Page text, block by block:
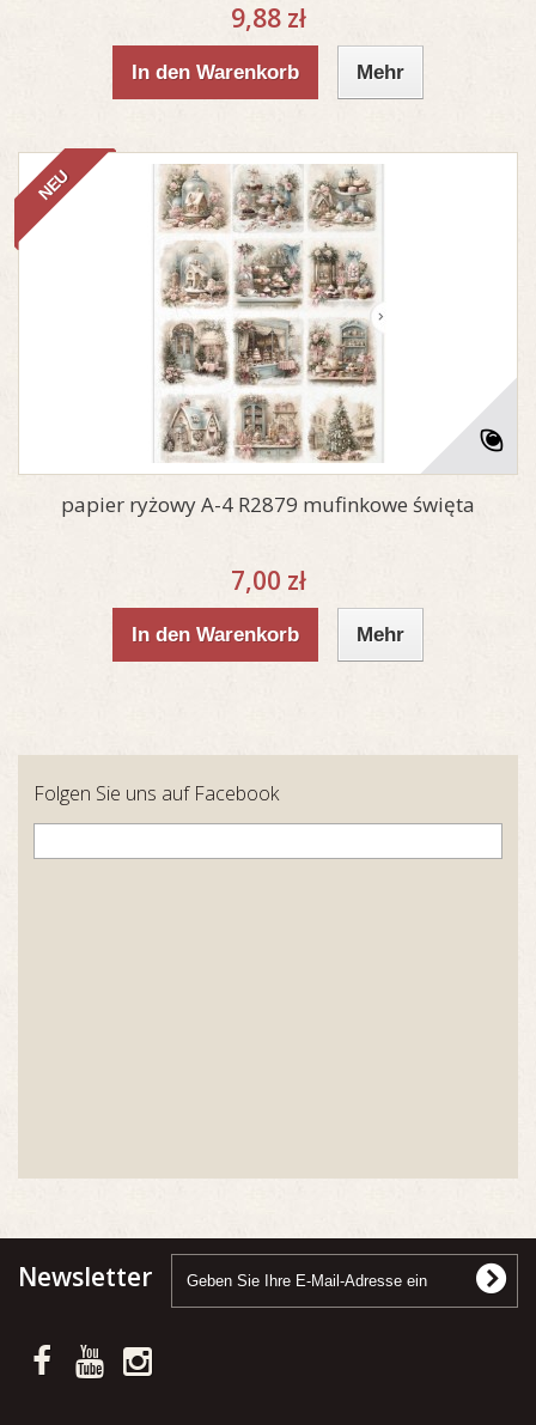
9,88 zł
In den Warenkorb Mehr
NEU
papier ryżowy A-4 R2879 mufinkowe święta
7,00 zł
In den Warenkorb Mehr
Folgen Sie uns auf Facebook
Newsletter